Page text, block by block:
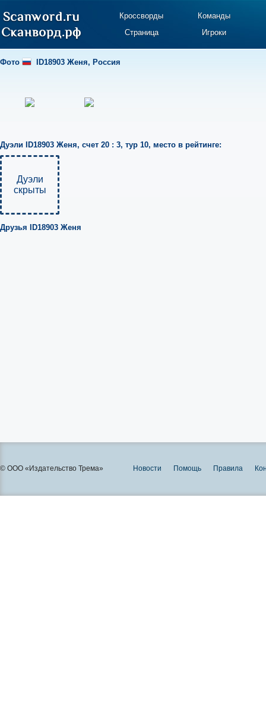
Кроссворды
Команды
Страница
Игроки
Фото ID18903 Женя, Россия
Дуэли ID18903 Женя, счет 20 : 3, тур 10, место в рейтинге:
Дуэли
скрыты
Друзья ID18903 Женя
© ООО «Издательство Трема» Новости Помощь Правила